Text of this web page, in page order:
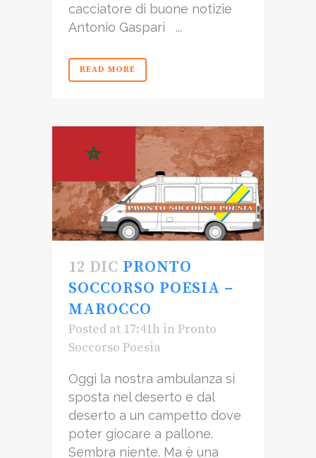
cacciatore di buone notizie
Antonio Gaspari ...
READ MORE
12 DIC PRONTO
SOCCORSO POESIA –
MAROCCO
Posted at 17:41h in Pronto
Soccorso Poesia
Oggi la nostra ambulanza si
sposta nel deserto e dal
deserto a un campetto dove
poter giocare a pallone.
Sembra niente. Ma è una